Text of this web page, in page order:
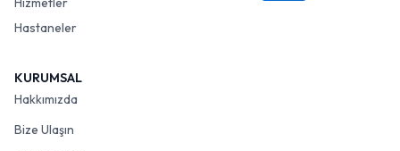
Hastaneler
KURUMSAL
Hakkımızda
Bize Ulaşın